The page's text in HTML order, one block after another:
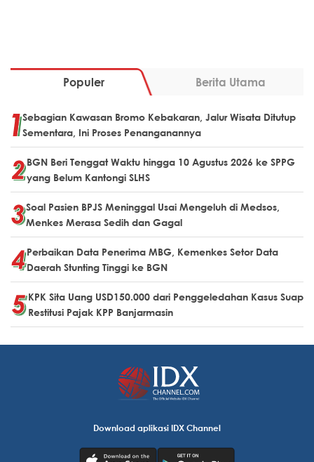
Populer Berita Utama
Sebagian Kawasan Bromo Kebakaran, Jalur Wisata Ditutup
Sementara, Ini Proses Penanganannya
BGN Beri Tenggat Waktu hingga 10 Agustus 2026 ke SPPG
yang Belum Kantongi SLHS
Soal Pasien BPJS Meninggal Usai Mengeluh di Medsos,
Menkes Merasa Sedih dan Gagal
Perbaikan Data Penerima MBG, Kemenkes Setor Data
Daerah Stunting Tinggi ke BGN
KPK Sita Uang USD150.000 dari Penggeledahan Kasus Suap
Restitusi Pajak KPP Banjarmasin
Download aplikasi IDX Channel